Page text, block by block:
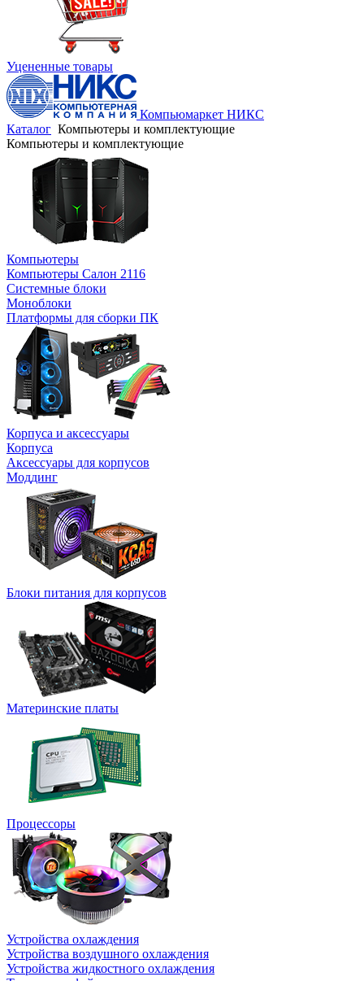
Уцененные товары
Компьюмаркет НИКС
Каталог Компьютеры и комплектующие
Компьютеры и комплектующие
Компьютеры
Компьютеры Салон 2116
Системные блоки
Моноблоки
Платформы для сборки ПК
Корпуса и аксессуары
Корпуса
Аксессуары для корпусов
Моддинг
Блоки питания для корпусов
Материнские платы
Процессоры
Устройства охлаждения
Устройства воздушного охлаждения
Устройства жидкостного охлаждения